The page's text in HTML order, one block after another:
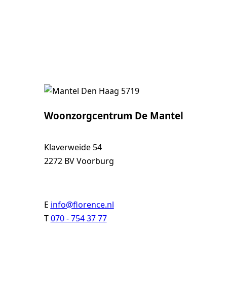
Woonzorgcentrum De Mantel
Klaverweide 54
2272 BV Voorburg
E info@florence.nl
T070 - 754 37 77